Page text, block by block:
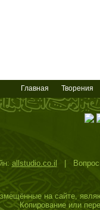
Главная Творения
allstudio.co.il |
на сайте,
Копирование или